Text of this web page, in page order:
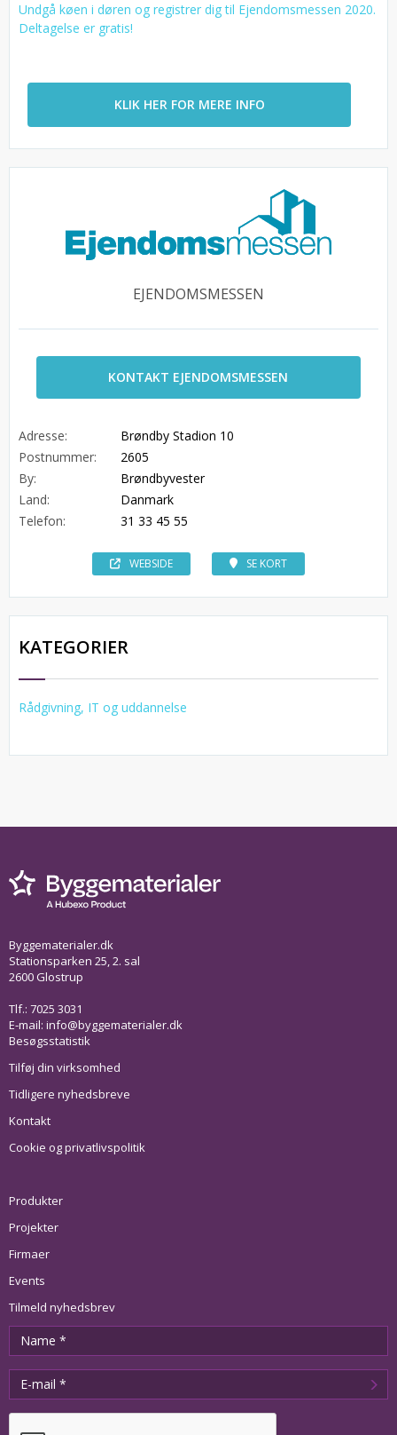
Undgå køen i døren og registrer dig til Ejendomsmessen 2020.
Deltagelse er gratis!
KLIK HER FOR MERE INFO
EJENDOMSMESSEN
KONTAKT EJENDOMSMESSEN
Adresse:
Brøndby Stadion 10
Postnummer:
2605
By:
Brøndbyvester
Land:
Danmark
Telefon:
31 33 45 55
WEBSIDE SE KORT
KATEGORIER
Rådgivning, IT og uddannelse
Byggematerialer.dk
Stationsparken 25, 2. sal
2600 Glostrup
Tlf.: 7025 3031
E-mail: info@byggematerialer.dk
Besøgsstatistik
Tilføj din virksomhed
Tidligere nyhedsbreve
Kontakt
Cookie og privatlivspolitik
Produkter
Projekter
Firmaer
Events
Tilmeld nyhedsbrev